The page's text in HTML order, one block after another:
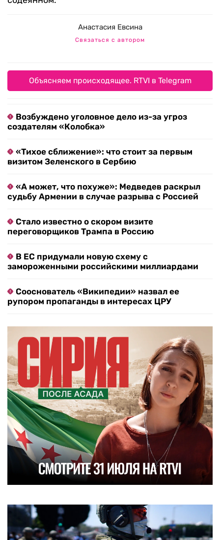
Анастасия Евсина
Связаться с автором
Объясняем происходящее. RTVI в Telegram
Возбуждено уголовное дело из-за угроз
создателям «Колобка»
«Тихое сближение»: что стоит за первым
визитом Зеленского в Сербию
«А может, что похуже»: Медведев раскрыл
судьбу Армении в случае разрыва с Россией
Стало известно о скором визите
переговорщиков Трампа в Россию
В ЕС придумали новую схему с
замороженными российскими миллиардами
Сооснователь «Википедии» назвал ее
рупором пропаганды в интересах ЦРУ